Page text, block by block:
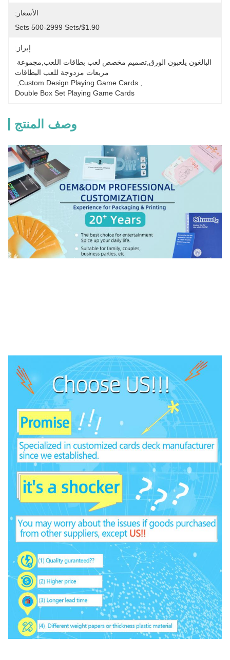
الأسعار:
$1.90/sets 500-2999 Sets
إبراز:
مربعات مزدوجة للعب البطاقات
Custom Design Playing Game Cards
Double Box Set Playing Game Cards
وصف المنتج